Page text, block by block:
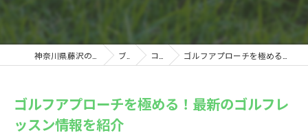
ブログ コラム ゴルフアプローチを極める！最新のゴルフレッスン情報を紹介
ゴルフアプローチを極める！最新のゴルフレ
ッスン情報を紹介